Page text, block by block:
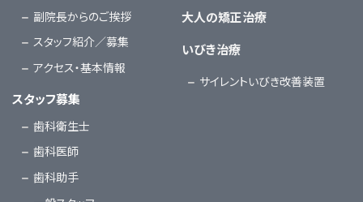
副院長からのご挨拶
スタッフ紹介／募集
アクセス・基本情報
スタッフ募集
歯科衛生士
歯科医師
歯科助手
大人の矯正治療
いびき治療
サイレントいびき改善装置